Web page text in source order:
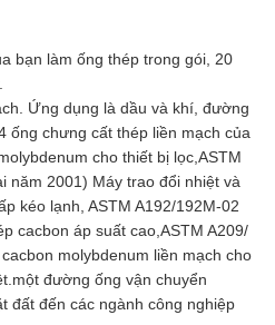
bạn làm ống thép trong gói, 20
Ứng dụng là dầu và khí, đường
ống chưng cất thép liền mạch của
cho thiết bị lọc,ASTM
năm 2001) Máy trao đổi nhiệt và
kéo lạnh, ASTM A192/192M-02
cacbon áp suất cao,ASTM A209/
molybdenum liền mạch cho
đường ống vận chuyển
đất đến các ngành công nghiệp